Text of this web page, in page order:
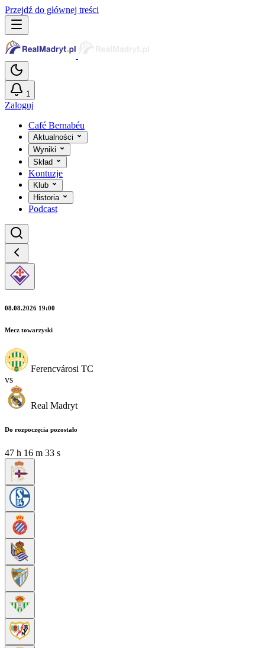
Przejdź do głównej treści
1
Zaloguj
Café Bernabéu
Aktualności
Wyniki
Skład
Kontuzje
Klub
Historia
Podcast
08.08.2026 19:00
Mecz towarzyski
Ferencvárosi TC
vs
Real Madryt
Do rozpoczęcia pozostało
47 h 16 m 32 s